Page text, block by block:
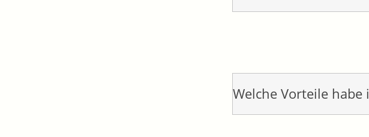
Welche Vorteile habe